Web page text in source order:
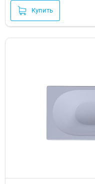
Купить